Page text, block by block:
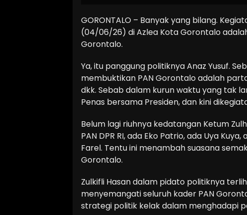
GORONTALO – Banyak yang bilang.
(04/06/26) di Azlea Kota Gorontalo
Gorontalo.
Ya, itu panggung politiknya Anaz Yusuf.
membuktikan PAN Gorontalo adalah
dkk. Sebab dalam kurun waktu yang tak
Penas bersama Presiden, dan kini
Belum lagi riuhnya kedatangan Ketum
PAN DPR RI, ada Eko Patrio, ada Uya
Farel. Tentu ini menambah suasana
Gorontalo.
Zulkifli Hasan dalam pidato politiknya
menyemangati seluruh kader PAN
strategi politik kelak dalam menghadapi